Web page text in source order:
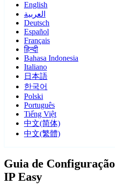
English
العربية
Deutsch
Español
Français
हिन्दी
Bahasa Indonesia
Italiano
日本語
한국어
Polski
Português
Tiếng Việt
中文(简体)
中文(繁體)
Guia de
IP Easy